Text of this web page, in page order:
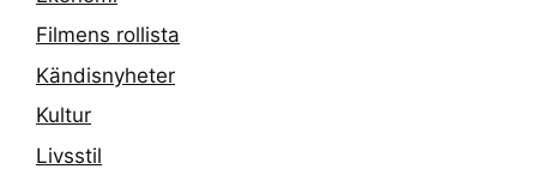
Filmens rollista
Kändisnyheter
Kultur
Livsstil